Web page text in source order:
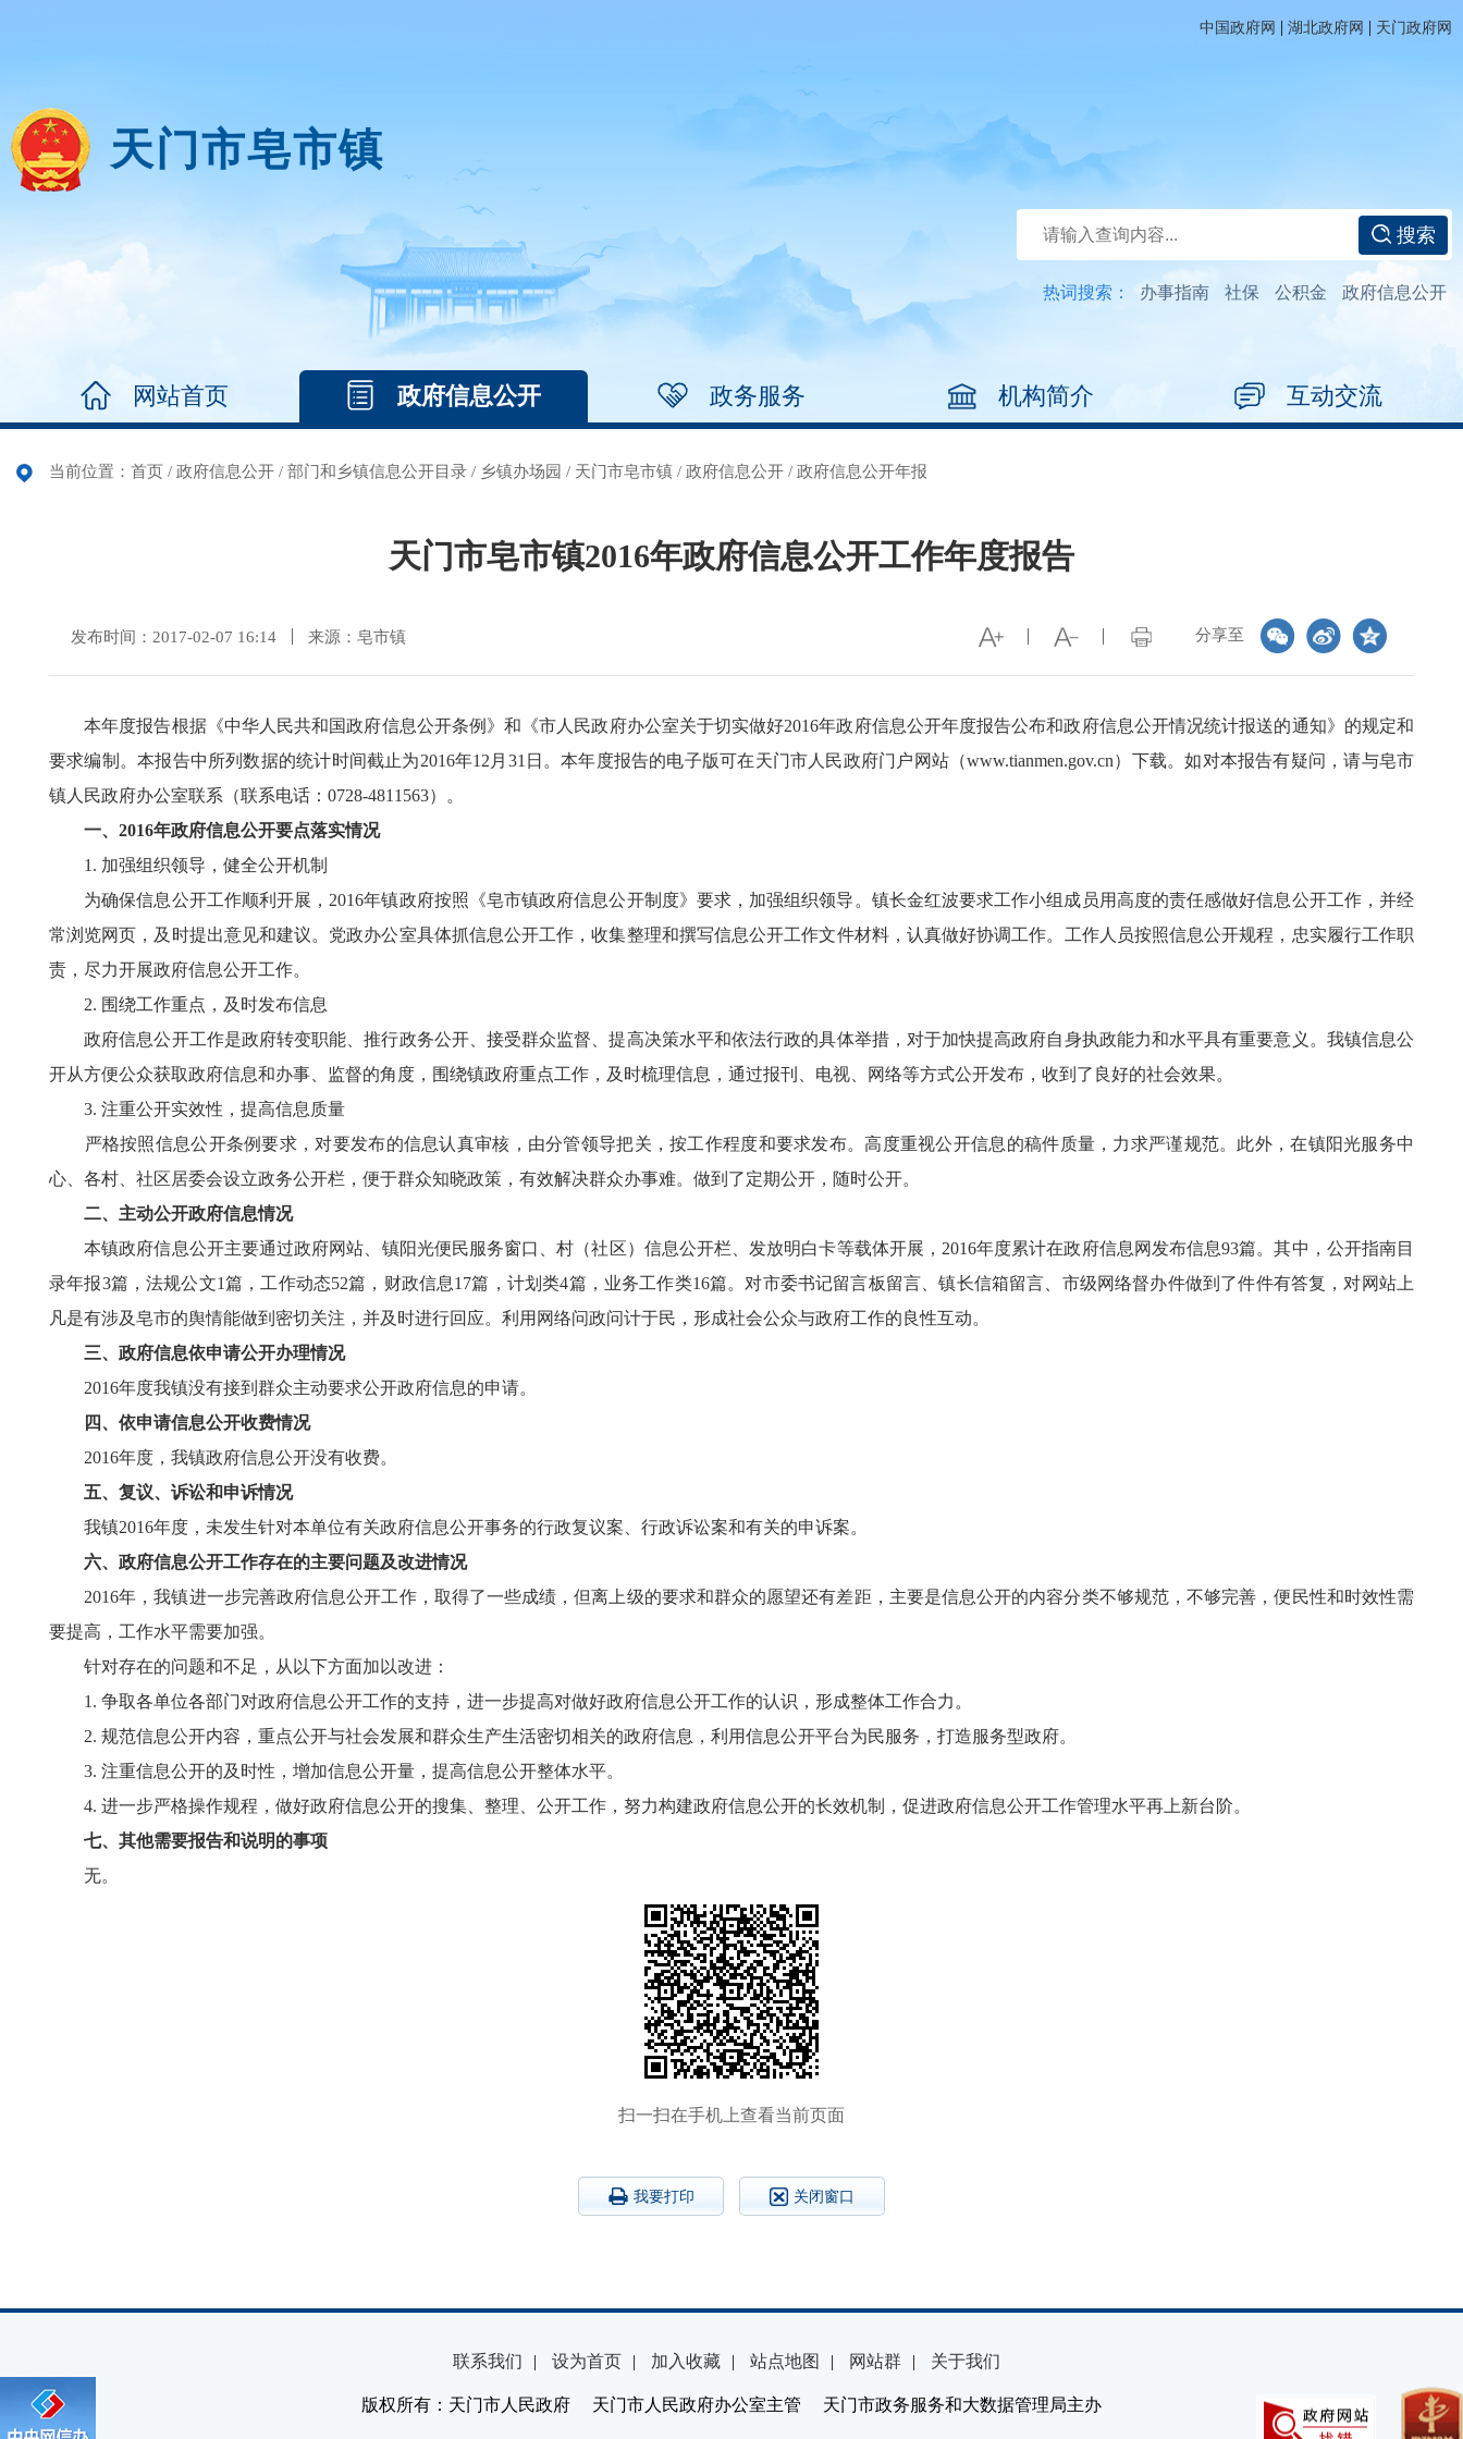
中国政府网 | 湖北政府网 | 天门政府网
天门市皂市镇
搜索
热词搜索： 办事指南 社保 公积金 政府信息公开
网站首页 政府信息公开 政务服务 机构简介 互动交流
当前位置： 首页 / 政府信息公开 / 部门和乡镇信息公开目录 / 乡镇办场园 / 天门市皂市镇 / 政府信息公开 / 政府信息公开年报
天门市皂市镇2016年政府信息公开工作年度报告
分享至
发布时间：2017-02-07 16:14 来源：皂市镇
本年度报告根据《中华人民共和国政府信息公开条例》和《市人民政府办公室关于切实做好2016年政府信息公开年度报告公布和政府信息公开情况统计报送的通知》的规定和
要求编制。本报告中所列数据的统计时间截止为2016年12月31日。本年度报告的电子版可在天门市人民政府门户网站（www.tianmen.gov.cn）下载。如对本报告有疑问，请与皂市
镇人民政府办公室联系（联系电话：0728-4811563）。
一、2016年政府信息公开要点落实情况
1. 加强组织领导，健全公开机制
为确保信息公开工作顺利开展，2016年镇政府按照《皂市镇政府信息公开制度》要求，加强组织领导。镇长金红波要求工作小组成员用高度的责任感做好信息公开工作，并经
常浏览网页，及时提出意见和建议。党政办公室具体抓信息公开工作，收集整理和撰写信息公开工作文件材料，认真做好协调工作。工作人员按照信息公开规程，忠实履行工作职
责，尽力开展政府信息公开工作。
2. 围绕工作重点，及时发布信息
政府信息公开工作是政府转变职能、推行政务公开、接受群众监督、提高决策水平和依法行政的具体举措，对于加快提高政府自身执政能力和水平具有重要意义。我镇信息公
开从方便公众获取政府信息和办事、监督的角度，围绕镇政府重点工作，及时梳理信息，通过报刊、电视、网络等方式公开发布，收到了良好的社会效果。
3. 注重公开实效性，提高信息质量
严格按照信息公开条例要求，对要发布的信息认真审核，由分管领导把关，按工作程度和要求发布。高度重视公开信息的稿件质量，力求严谨规范。此外，在镇阳光服务中
心、各村、社区居委会设立政务公开栏，便于群众知晓政策，有效解决群众办事难。做到了定期公开，随时公开。
二、主动公开政府信息情况
本镇政府信息公开主要通过政府网站、镇阳光便民服务窗口、村（社区）信息公开栏、发放明白卡等载体开展，2016年度累计在政府信息网发布信息93篇。其中，公开指南目
录年报3篇，法规公文1篇，工作动态52篇，财政信息17篇，计划类4篇，业务工作类16篇。对市委书记留言板留言、镇长信箱留言、市级网络督办件做到了件件有答复，对网站上
凡是有涉及皂市的舆情能做到密切关注，并及时进行回应。利用网络问政问计于民，形成社会公众与政府工作的良性互动。
三、政府信息依申请公开办理情况
2016年度我镇没有接到群众主动要求公开政府信息的申请。
四、依申请信息公开收费情况
2016年度，我镇政府信息公开没有收费。
五、复议、诉讼和申诉情况
我镇2016年度，未发生针对本单位有关政府信息公开事务的行政复议案、行政诉讼案和有关的申诉案。
六、政府信息公开工作存在的主要问题及改进情况
2016年，我镇进一步完善政府信息公开工作，取得了一些成绩，但离上级的要求和群众的愿望还有差距，主要是信息公开的内容分类不够规范，不够完善，便民性和时效性需
要提高，工作水平需要加强。
针对存在的问题和不足，从以下方面加以改进：
1. 争取各单位各部门对政府信息公开工作的支持，进一步提高对做好政府信息公开工作的认识，形成整体工作合力。
2. 规范信息公开内容，重点公开与社会发展和群众生产生活密切相关的政府信息，利用信息公开平台为民服务，打造服务型政府。
3. 注重信息公开的及时性，增加信息公开量，提高信息公开整体水平。
4. 进一步严格操作规程，做好政府信息公开的搜集、整理、公开工作，努力构建政府信息公开的长效机制，促进政府信息公开工作管理水平再上新台阶。
七、其他需要报告和说明的事项
无。
扫一扫在手机上查看当前页面
我要打印 关闭窗口
联系我们 | 设为首页 | 加入收藏 | 站点地图 | 网站群 | 关于我们
版权所有：天门市人民政府 天门市人民政府办公室主管 天门市政务服务和大数据管理局主办